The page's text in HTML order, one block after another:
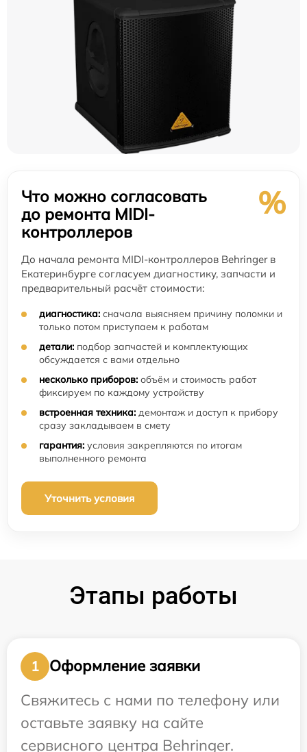
Что можно согласовать
до ремонта MIDI-
контроллеров
%
До начала ремонта MIDI-контроллеров Behringer в
Екатеринбурге согласуем диагностику, запчасти и
предварительный расчёт стоимости:
диагностика: сначала выясняем причину поломки и
только потом приступаем к работам
детали: подбор запчастей и комплектующих
обсуждается с вами отдельно
несколько приборов: объём и стоимость работ
фиксируем по каждому устройству
встроенная техника: демонтаж и доступ к прибору
сразу закладываем в смету
гарантия: условия закрепляются по итогам
выполненного ремонта
Уточнить условия
Этапы работы
1
Оформление заявки
Свяжитесь с нами по телефону или
оставьте заявку на сайте
сервисного центра Behringer.